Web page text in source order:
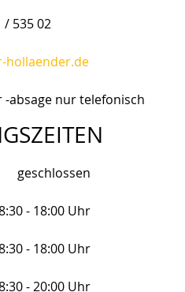
/ 535 02
hollaender.de
absage nur telefonisch
geschlossen
- 18:00 Uhr
- 18:00 Uhr
- 20:00 Uhr